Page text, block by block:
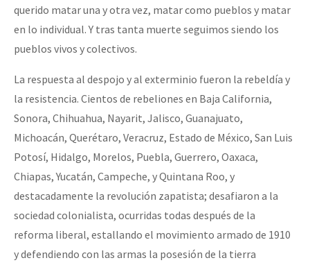
querido matar una y otra vez, matar como pueblos y matar
en lo individual. Y tras tanta muerte seguimos siendo los
pueblos vivos y colectivos.
La respuesta al despojo y al exterminio fueron la rebeldía y
la resistencia. Cientos de rebeliones en Baja California,
Sonora, Chihuahua, Nayarit, Jalisco, Guanajuato,
Michoacán, Querétaro, Veracruz, Estado de México, San Luis
Potosí, Hidalgo, Morelos, Puebla, Guerrero, Oaxaca,
Chiapas, Yucatán, Campeche, y Quintana Roo, y
destacadamente la revolución zapatista; desafiaron a la
sociedad colonialista, ocurridas todas después de la
reforma liberal, estallando el movimiento armado de 1910
y defendiendo con las armas la posesión de la tierra